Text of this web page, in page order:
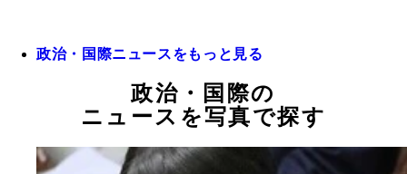
政治・国際ニュースをもっと見る
政治・国際の
ニュースを写真で探す